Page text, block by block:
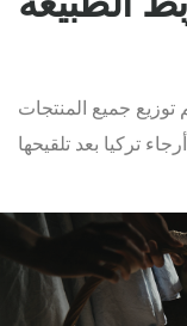
توزيع جميع المنتجات